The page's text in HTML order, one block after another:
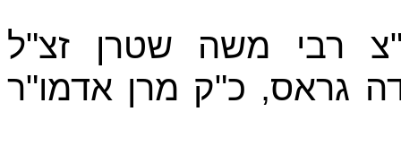
רבי משה שטרן זצ"ל
גראס, כ"ק מרן אדמו"ר